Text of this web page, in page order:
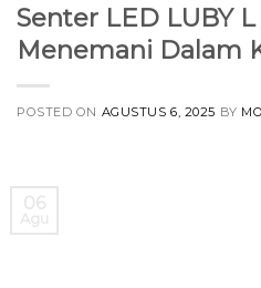
Senter LED LUBY
Menemani Dalam
POSTED ON AGUSTUS 6, 2025 BY